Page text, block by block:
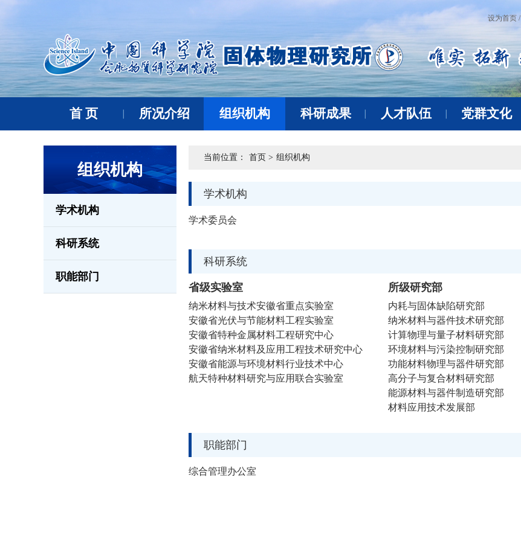
设为首页 /
首 页 所况介绍 组织机构 科研成果 人才队伍 党群文化
组织机构
学术机构
科研系统
职能部门
当前位置： 首页 > 组织机构
学术机构
学术委员会
科研系统
省级实验室
纳米材料与技术安徽省重点实验室
安徽省光伏与节能材料工程实验室
安徽省特种金属材料工程研究中心
安徽省纳米材料及应用工程技术研究中心
安徽省能源与环境材料行业技术中心
航天特种材料研究与应用联合实验室
所级研究部
内耗与固体缺陷研究部
纳米材料与器件技术研究部
计算物理与量子材料研究部
环境材料与污染控制研究部
功能材料物理与器件研究部
高分子与复合材料研究部
能源材料与器件制造研究部
材料应用技术发展部
职能部门
综合管理办公室